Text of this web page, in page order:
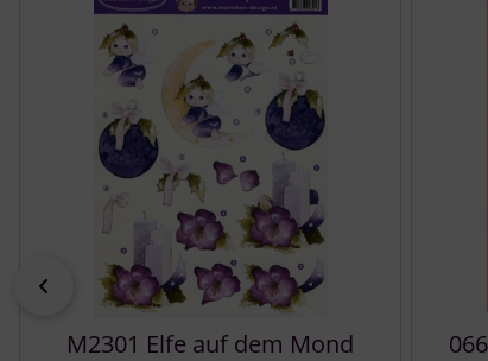
zurück
M2301 Elfe auf dem Mond